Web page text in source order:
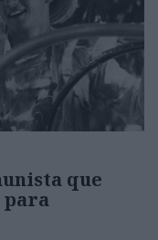
que
para